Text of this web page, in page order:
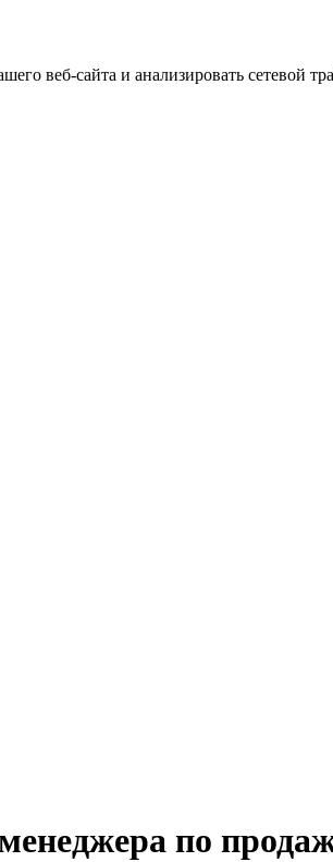
веб-сайта и анализировать сетевой
по